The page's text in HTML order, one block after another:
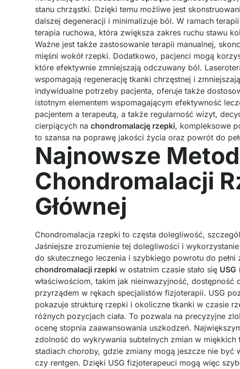
stanu chrząstki. Dzięki temu możliwe jest
dalszej degeneracji i minimalizuje ból. W ramach
terapia ruchowa, która zwiększa zakres ruchu stawu
Ważne jest także zastosowanie terapii manualnej,
mięśni wokół rzepki. Dodatkowo, pacjenci mogą
które efektywnie zmniejszają odczuwany ból.
wspomagają regenerację tkanki chrzęstnej i
indywidualne potrzeby pacjenta, oferuje także
istotnym elementem wspomagającym efektywność
pacjentem a terapeutą, a także regularność wizyt,
cierpiących na chondromalację rzepki, kompleksowe
to szansa na poprawę jakości życia oraz powrót do
Najnowsze
Chondromalacji
Głównej
Chondromalacja rzepki to częsta dolegliwość,
Jaśniejsze zrozumienie tej dolegliwości i
do skutecznego leczenia i szybkiego powrotu do
chondromalacji rzepki w ostatnim czasie stało się USG
właściwościom, takim jak nieinwazyjność, dostępność
przyrządem w rękach specjalistów fizjoterapii. USG
pokazuje strukturę rzepki i okoliczne tkanki w czasie
różnych pozycjach ciała. To pozwala na precyzyjne
ocenę stopnia zaawansowania uszkodzeń.
zdolność do wykrywania subtelnych zmian w
stadiach choroby, gdzie zmiany mogą jeszcze nie być
czy rentgen. Dzięki USG fizjoterapeuci mogą więc